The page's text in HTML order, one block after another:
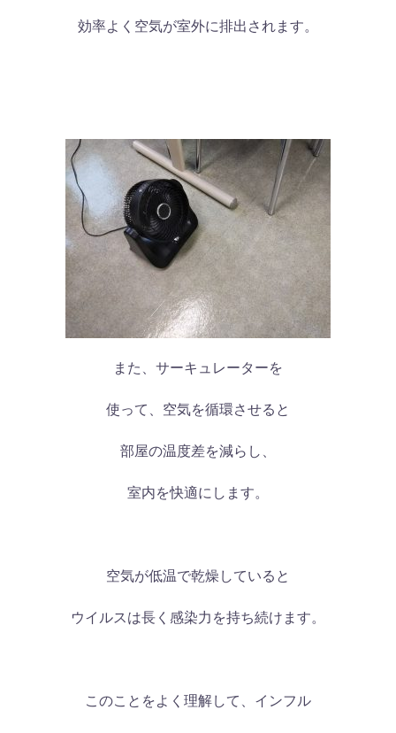
効率よく空気が室外に排出されます。
また、サーキュレーターを
使って、空気を循環させると
部屋の温度差を減らし、
室内を快適にします。
空気が低温で乾燥していると
ウイルスは長く感染力を持ち続けます。
このことをよく理解して、インフル